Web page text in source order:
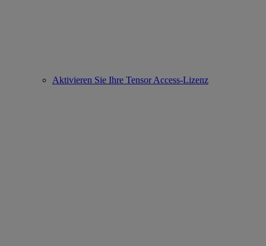
Aktivieren Sie Ihre Tensor Access-Lizenz